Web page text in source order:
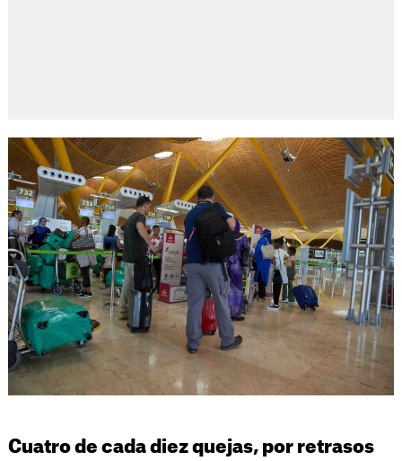
Cuatro de cada diez quejas, por retrasos